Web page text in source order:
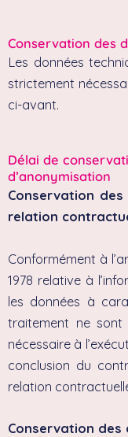
Conservation des
Les données
strictement
ci-avant.
Délai de
d’anonymisation
Conservation
relation
Conformément à
1978 relative à
les données à
traitement ne
nécessaire à
conclusion du
relation
Conservation des